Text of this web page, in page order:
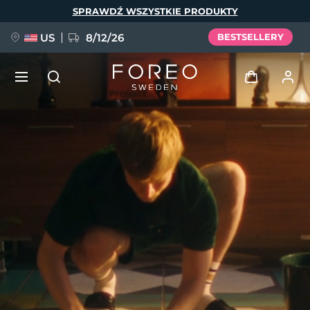
SPRAWDŹ WSZYSTKIE PRODUKTY
US 8/12/26 BESTSELLERY
Zaloguj
Profil użytkownika
Moje urządzenia
Moje zamówienia
Moje adresy
Moje subskrypcje
NOWOŚĆ
FAQ™ Pure Beauty-Tech Elixir
BREAKING NEWS
issa™ Teeth Whitening Set
Deutsch
Español
Português
Polski
Svenska
Русский
Türkçe
简体中文 繁體中文